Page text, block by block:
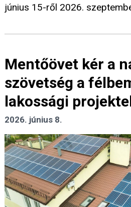
június 15-ről 2026.
Mentőövet kér a
szövetség a
lakossági
2026. június 8.